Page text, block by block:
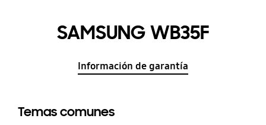
SAMSUNG WB35F
Información de garantía
Temas comunes